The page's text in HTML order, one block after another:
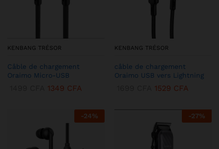
KENBANG TRÉSOR
Câble de chargement
Oraimo Micro-USB
1349 CFA
KENBANG TRÉSOR
câble de chargement
Oraimo USB vers Lightning
1529 CFA
-24% -27%